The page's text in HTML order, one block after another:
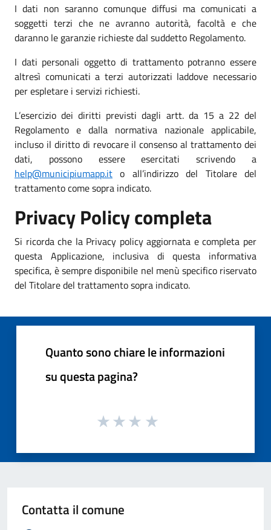
I dati non saranno comunque diffusi ma comunicati a
soggetti terzi che ne avranno autorità, facoltà e che
daranno le garanzie richieste dal suddetto Regolamento.
I dati personali oggetto di trattamento potranno essere
altresì comunicati a terzi autorizzati laddove necessario
per espletare i servizi richiesti.
L’esercizio dei diritti previsti dagli artt. da 15 a 22 del
Regolamento e dalla normativa nazionale applicabile,
incluso il diritto di revocare il consenso al trattamento dei
dati, possono essere esercitati scrivendo a
help@municipiumapp.it o all’indirizzo del Titolare del
trattamento come sopra indicato.
Privacy Policy completa
Si ricorda che la Privacy policy aggiornata e completa per
questa Applicazione, inclusiva di questa informativa
specifica, è sempre disponibile nel menù specifico riservato
del Titolare del trattamento sopra indicato.
Quanto sono chiare le informazioni
su questa pagina?
Contatta il comune